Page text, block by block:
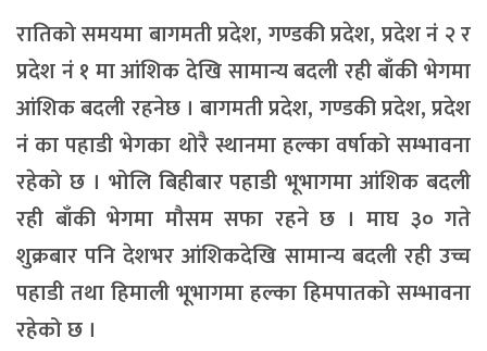
रातिको समयमा बागमती प्रदेश, गण्डकी प्रदेश, प्रदेश नं २ र
प्रदेश नं १ मा आंशिक देखि सामान्य बदली रही बाँकी भेगमा
आंशिक बदली रहनेछ । बागमती प्रदेश, गण्डकी प्रदेश, प्रदेश
नं का पहाडी भेगका थोरै स्थानमा हल्का वर्षाको सम्भावना
रहेको छ । भोलि बिहीबार पहाडी भूभागमा आंशिक बदली
रही बाँकी भेगमा मौसम सफा रहने छ । माघ ३० गते
शुक्रबार पनि देशभर आंशिकदेखि सामान्य बदली रही उच्च
पहाडी तथा हिमाली भूभागमा हल्का हिमपातको सम्भावना
रहेको छ ।